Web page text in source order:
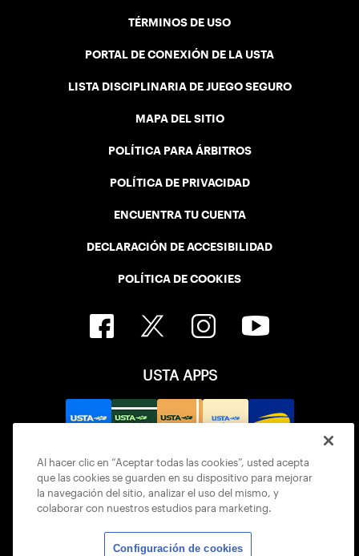
TÉRMINOS DE USO
PORTAL DE CONEXIÓN DE LA USTA
LISTA DISCIPLINARIA DE JUEGO SEGURO
MAPA DEL SITIO
POLÍTICA PARA ÁRBITROS
POLÍTICA DE PRIVACIDAD
ENCUENTRA TU CUENTA
DECLARACIÓN DE ACCESIBILIDAD
POLÍTICA DE COOKIES
USTA APPS
Al hacer clic en “Aceptar todas las cookies”, usted acepta
que las cookies se guarden en su dispositivo para mejorar
la navegación del sitio, analizar el uso del mismo, y
colaborar con nuestros estudios para marketing.
Configuración de cookies